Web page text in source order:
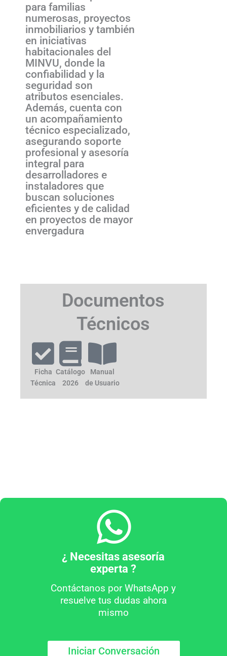
para familias
numerosas, proyectos
inmobiliarios y también
en iniciativas
habitacionales del
MINVU, donde la
confiabilidad y la
seguridad son
atributos esenciales.
Además, cuenta con
un acompañamiento
técnico especializado,
asegurando soporte
profesional y asesoría
integral para
desarrolladores e
instaladores que
buscan soluciones
eficientes y de calidad
en proyectos de mayor
envergadura
Documentos
Técnicos
Ficha
Técnica
Catálogo
2026
Manual
de Usuario
¿ Necesitas asesoría
experta ?
Contáctanos por WhatsApp y
resuelve tus dudas ahora
mismo
Iniciar Conversación